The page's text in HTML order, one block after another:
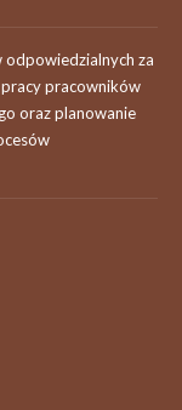
odpowiedzialnych za
pracy pracowników
oraz planowanie